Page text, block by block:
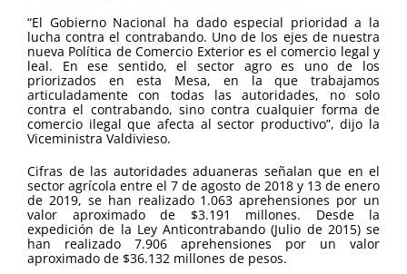
“El Gobierno Nacional ha dado especial prioridad a la
lucha contra el contrabando. Uno de los ejes de nuestra
nueva Política de Comercio Exterior es el comercio legal y
leal. En ese sentido, el sector agro es uno de los
priorizados en esta Mesa, en la que trabajamos
articuladamente con todas las autoridades, no solo
contra el contrabando, sino contra cualquier forma de
comercio ilegal que afecta al sector productivo”, dijo la
Viceministra Valdivieso.
Cifras de las autoridades aduaneras señalan que en el
sector agrícola entre el 7 de agosto de 2018 y 13 de enero
de 2019, se han realizado 1.063 aprehensiones por un
valor aproximado de $3.191 millones. Desde la
expedición de la Ley Anticontrabando (Julio de 2015) se
han realizado 7.906 aprehensiones por un valor
aproximado de $36.132 millones de pesos.